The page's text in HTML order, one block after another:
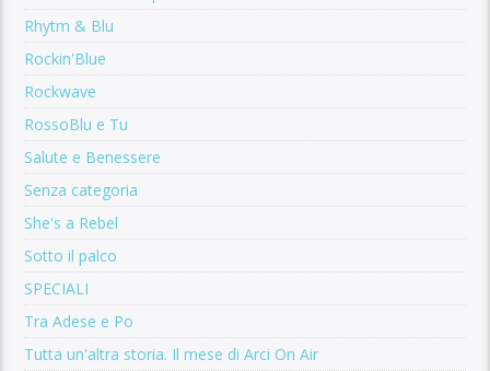
Rhytm & Blu
Rockin'Blue
Rockwave
RossoBlu e Tu
Salute e Benessere
Senza categoria
She's a Rebel
Sotto il palco
SPECIALI
Tra Adese e Po
Tutta un'altra storia. Il mese di Arci On Air